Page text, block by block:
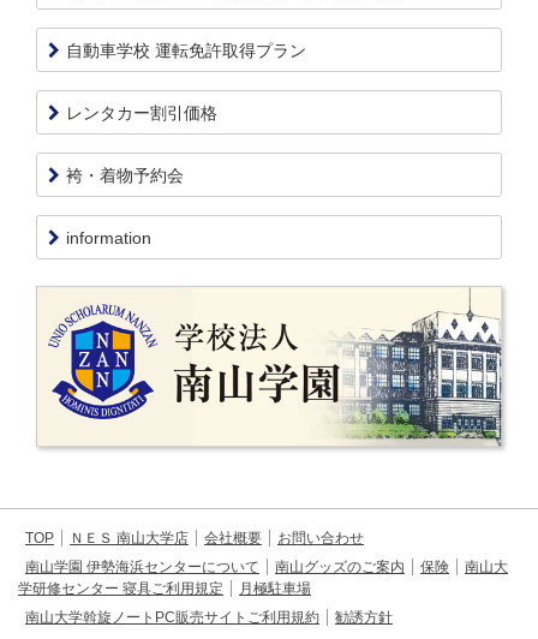
自動車学校 運転免許取得プラン
レンタカー割引価格
袴・着物予約会
information
TOP ＮＥＳ 南山大学店 会社概要
お問い合わせ
南山学園 伊勢海浜センターについて
南山グッズのご案内 保険
南山大
学研修センター 寝具ご利用規定
月極駐車場
南山大学斡旋ノートPC販売サイトご利用規約
勧誘方針